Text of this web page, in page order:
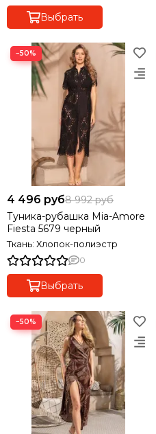
Выбрать
−50%
4 496 руб8 992 руб
Туника-рубашка Mia-Amore
Fiesta 5679 черный
Ткань: Хлопок-полиэстр
0
Выбрать
−50%